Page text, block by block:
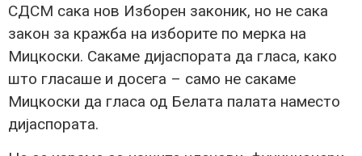
СДСМ сака нов Изборен законик, но не сака
закон за кражба на изборите по мерка на
Мицкоски. Сакаме дијаспората да гласа, како
што гласаше и досега – само не сакаме
Мицкоски да гласа од Белата палата наместо
дијаспората.